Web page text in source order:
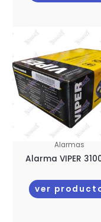
Alarmas
Alarma VIPER
ver